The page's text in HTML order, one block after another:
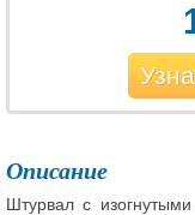
Описание
Штурвал с